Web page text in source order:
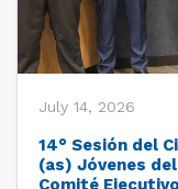
July 14, 2026
14° Sesión del
(as) Jóvenes
Comité Ejecutivo